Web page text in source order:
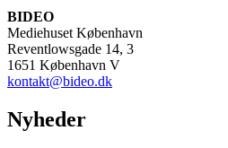
BIDEO
Mediehuset København
Reventlowsgade 14, 3
1651 København V
kontakt@bideo.dk
Nyheder